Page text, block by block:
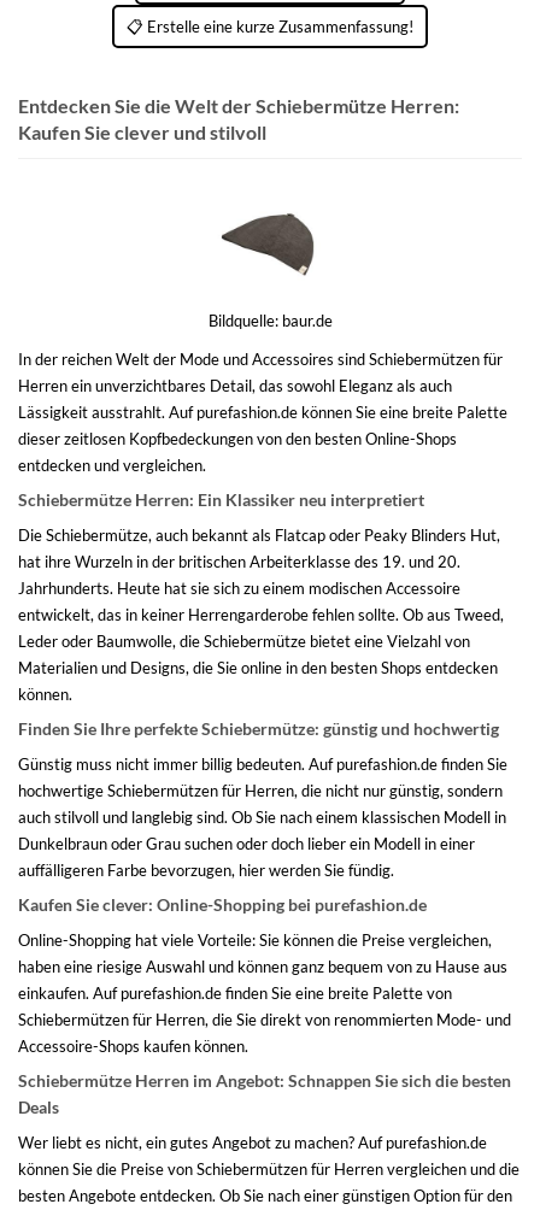
📋 Erstelle eine kurze Zusammenfassung!
Entdecken Sie die Welt der Schiebermütze Herren:
Kaufen Sie clever und stilvoll
Bildquelle: baur.de
In der reichen Welt der Mode und Accessoires sind Schiebermützen für
Herren ein unverzichtbares Detail, das sowohl Eleganz als auch
Lässigkeit ausstrahlt. Auf purefashion.de können Sie eine breite Palette
dieser zeitlosen Kopfbedeckungen von den besten Online-Shops
entdecken und vergleichen.
Schiebermütze Herren: Ein Klassiker neu interpretiert
Die Schiebermütze, auch bekannt als Flatcap oder Peaky Blinders Hut,
hat ihre Wurzeln in der britischen Arbeiterklasse des 19. und 20.
Jahrhunderts. Heute hat sie sich zu einem modischen Accessoire
entwickelt, das in keiner Herrengarderobe fehlen sollte. Ob aus Tweed,
Leder oder Baumwolle, die Schiebermütze bietet eine Vielzahl von
Materialien und Designs, die Sie online in den besten Shops entdecken
können.
Finden Sie Ihre perfekte Schiebermütze: günstig und hochwertig
Günstig muss nicht immer billig bedeuten. Auf purefashion.de finden Sie
hochwertige Schiebermützen für Herren, die nicht nur günstig, sondern
auch stilvoll und langlebig sind. Ob Sie nach einem klassischen Modell in
Dunkelbraun oder Grau suchen oder doch lieber ein Modell in einer
auffälligeren Farbe bevorzugen, hier werden Sie fündig.
Kaufen Sie clever: Online-Shopping bei purefashion.de
Online-Shopping hat viele Vorteile: Sie können die Preise vergleichen,
haben eine riesige Auswahl und können ganz bequem von zu Hause aus
einkaufen. Auf purefashion.de finden Sie eine breite Palette von
Schiebermützen für Herren, die Sie direkt von renommierten Mode- und
Accessoire-Shops kaufen können.
Schiebermütze Herren im Angebot: Schnappen Sie sich die besten
Deals
Wer liebt es nicht, ein gutes Angebot zu machen? Auf purefashion.de
können Sie die Preise von Schiebermützen für Herren vergleichen und die
besten Angebote entdecken. Ob Sie nach einer günstigen Option für den